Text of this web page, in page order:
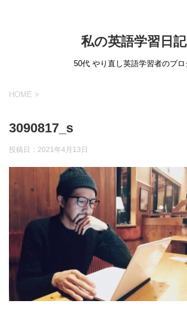
私の英語学習日記
50代 やり直し英語学習者のブロ
HOME >
3090817_s
投稿日： 2021年4月13日